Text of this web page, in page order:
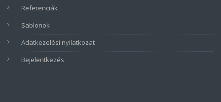
Referenciák
Sablonok
Adatkezelési nyilatkozat
Bejelentkezés